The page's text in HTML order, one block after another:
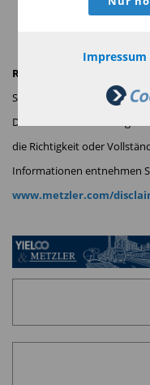
Impressum
Rechtlicher Hinweis:
Stand: April 2025. Diese
Die Metzler Asset
die Richtigkeit oder
Informationen entnehmen
www.metzler.com/